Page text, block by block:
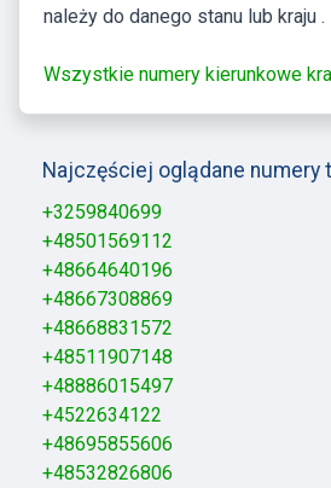
należy do danego stanu lub kraju .
Wszystkie numery kierunkowe
Najczęściej oglądane numery
+3259840699
+48501569112
+48664640196
+48667308869
+48668831572
+48511907148
+48886015497
+4522634122
+48695855606
+48532826806